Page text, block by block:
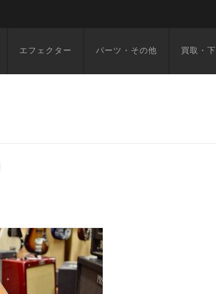
エフェクター パーツ・その他 買取・